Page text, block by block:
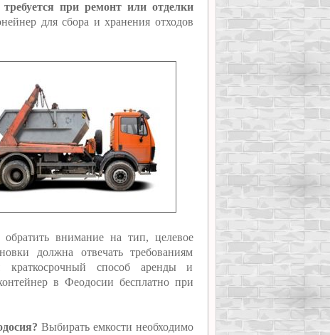
при ремонт или отделки
для сбора и хранения отходов
внимание на тип, целевое
должна отвечать требованиям
краткосрочный способ аренды и
в Феодосии бесплатно при
Выбирать емкости необходимо